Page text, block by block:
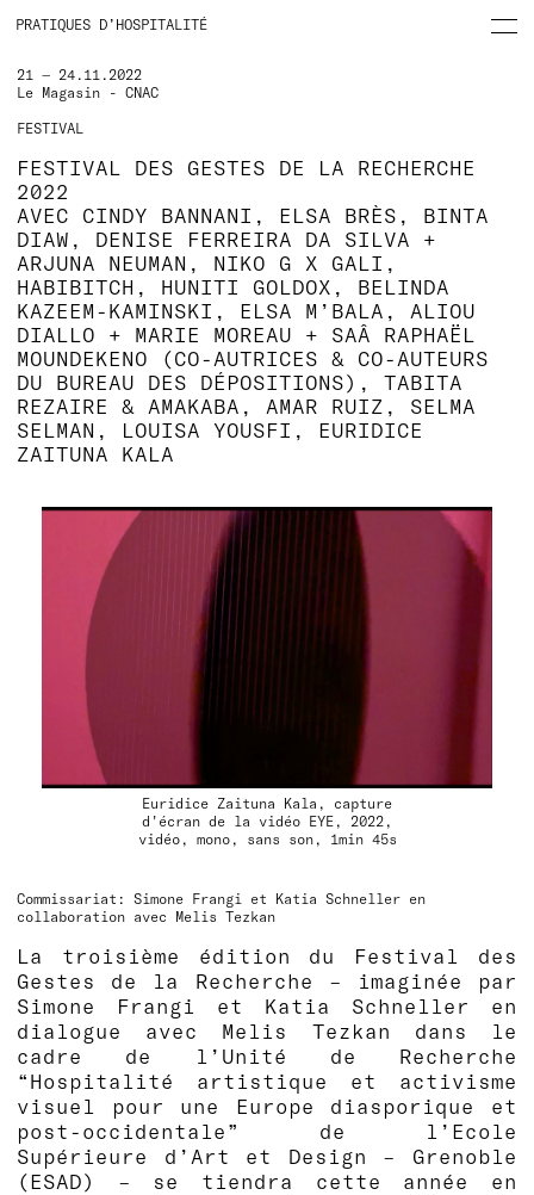
PRATIQUES D’HOSPITALITÉ
21 — 24.11.2022
Le Magasin - CNAC
FESTIVAL
FESTIVAL DES GESTES DE LA RECHERCHE
2022
AVEC CINDY BANNANI, ELSA BRÈS, BINTA
DIAW, DENISE FERREIRA DA SILVA +
ARJUNA NEUMAN, NIKO G X GALI,
HABIBITCH, HUNITI GOLDOX, BELINDA
KAZEEM-KAMINSKI, ELSA M’BALA, ALIOU
DIALLO + MARIE MOREAU + SAÂ RAPHAËL
MOUNDEKENO (CO-AUTRICES & CO-AUTEURS
DU BUREAU DES DÉPOSITIONS), TABITA
REZAIRE & AMAKABA, AMAR RUIZ, SELMA
SELMAN, LOUISA YOUSFI, EURIDICE
ZAITUNA KALA
Euridice Zaituna Kala, capture
d'écran de la vidéo EYE, 2022,
vidéo, mono, sans son, 1min 45s
Commissariat: Simone Frangi et Katia Schneller en
collaboration avec Melis Tezkan
La troisième édition du Festival des
Gestes de la Recherche – imaginée par
Simone Frangi et Katia Schneller en
dialogue avec Melis Tezkan dans le
cadre de l’Unité de Recherche
“Hospitalité artistique et activisme
visuel pour une Europe diasporique et
post-occidentale” de l’Ecole
Supérieure d’Art et Design – Grenoble
(ESAD) – se tiendra cette année en